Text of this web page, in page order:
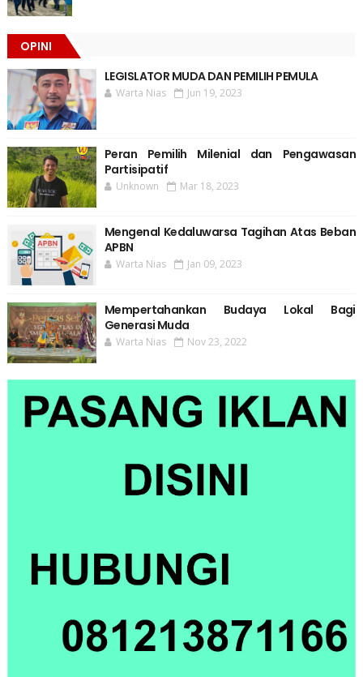
OPINI
LEGISLATOR MUDA DAN PEMILIH PEMULA
Warta Nias Jun 19, 2023
Peran Pemilih Milenial dan Pengawasan
Partisipatif
Unknown Mar 18, 2023
Mengenal Kedaluwarsa Tagihan Atas Beban
APBN
Warta Nias Jan 09, 2023
Mempertahankan Budaya Lokal Bagi
Generasi Muda
Warta Nias Nov 23, 2022